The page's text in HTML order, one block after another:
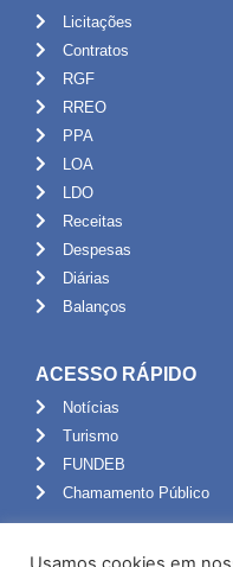
Licitações
Contratos
RGF
RREO
PPA
LOA
LDO
Receitas
Despesas
Diárias
Balanços
ACESSO RÁPIDO
Notícias
Turismo
FUNDEB
Chamamento Público